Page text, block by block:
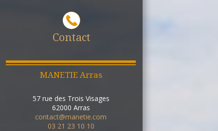
Contact
MANETIE Arras
57 rue des Trois Visages
62000 Arras
contact@manetie.com
03 21 23 10 10